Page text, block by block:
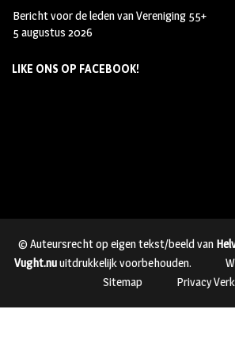
Bericht voor de leden van Vereniging 55+
5 augustus 2026
LIKE ONS OP FACEBOOK!
© Auteursrecht op eigen tekst/beeld van
Vught.nuuitdrukkelijk voorbehouden.
Sitemap
Privacy